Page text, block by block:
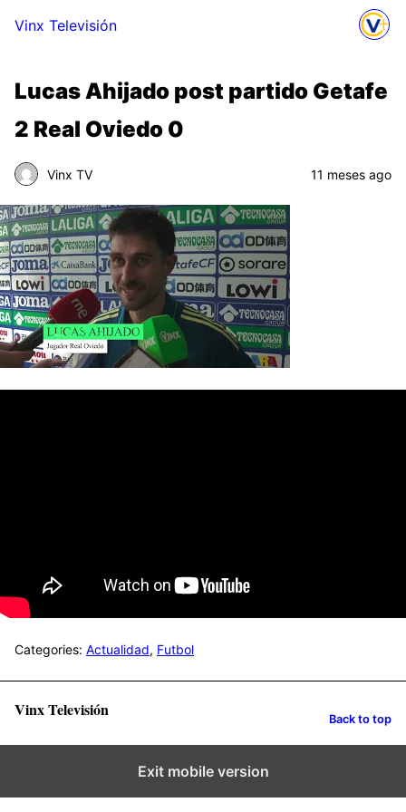
Vinx Televisión
Lucas Ahijado post partido Getafe
2 Real Oviedo 0
Vinx TV 11 meses ago
Categories: Actualidad, Futbol
Vinx Televisión Back to top
Exit mobile version